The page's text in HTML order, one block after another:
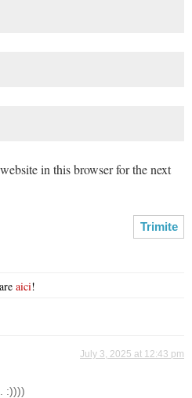
in this browser for the next
aici!
July 3, 2025 at 12:43 pm
:))))